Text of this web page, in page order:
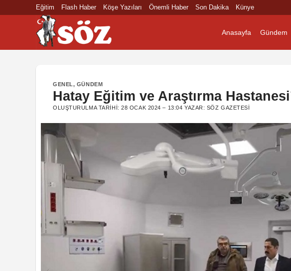
Eğitim Flash Haber Köşe Yazıları Önemli Haber Son Dakika Künye
Anasayfa Gündem
GENEL, GÜNDEM
Hatay Eğitim ve Araştırma
OLUŞTURULMA TARIHI:28 OCAK 2024 – 13:04 YAZAR: SÖZ GAZETESI